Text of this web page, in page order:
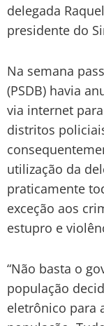
delegada
presidente do
Na semana
(PSDB) havia
via internet
distritos
utilização da
praticamente
exceção aos
estupro e
“Não basta o
população
eletrônico para